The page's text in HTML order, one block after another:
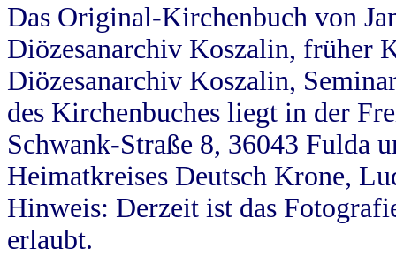
Das Original-Kirchenbuch von
Diözesanarchiv Koszalin, früher
Diözesanarchiv Koszalin,
des Kirchenbuches liegt in der
Schwank-Straße 8, 36043 Fulda
Heimatkreises Deutsch Krone,
Hinweis: Derzeit ist das
erlaubt.